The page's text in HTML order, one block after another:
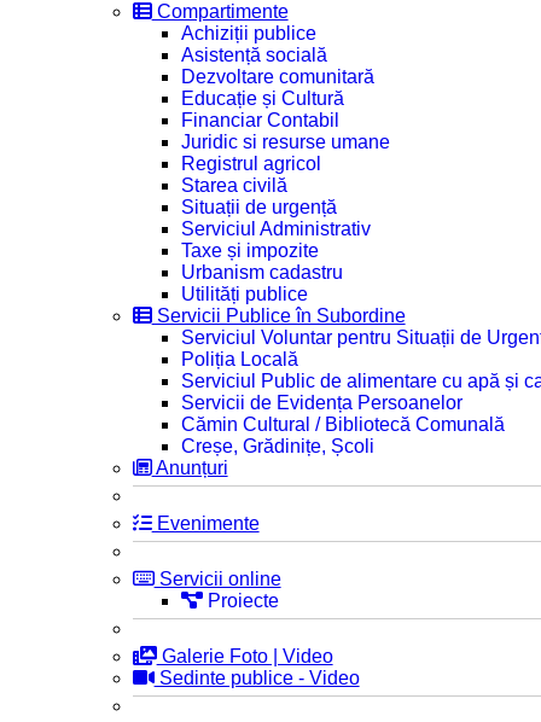
Compartimente
Achiziții publice
Asistență socială
Dezvoltare comunitară
Educație și Cultură
Financiar Contabil
Juridic si resurse umane
Registrul agricol
Starea civilă
Situații de urgență
Serviciul Administrativ
Taxe și impozite
Urbanism cadastru
Utilități publice
Servicii Publice în Subordine
Serviciul Voluntar pentru Situații de
Poliția Locală
Serviciul Public de alimentare cu apă și
Servicii de Evidența Persoanelor
Cămin Cultural / Bibliotecă Comunală
Creșe, Grădinițe, Școli
Anunțuri
Evenimente
Servicii online
Proiecte
Galerie Foto | Video
Sedinte publice - Video